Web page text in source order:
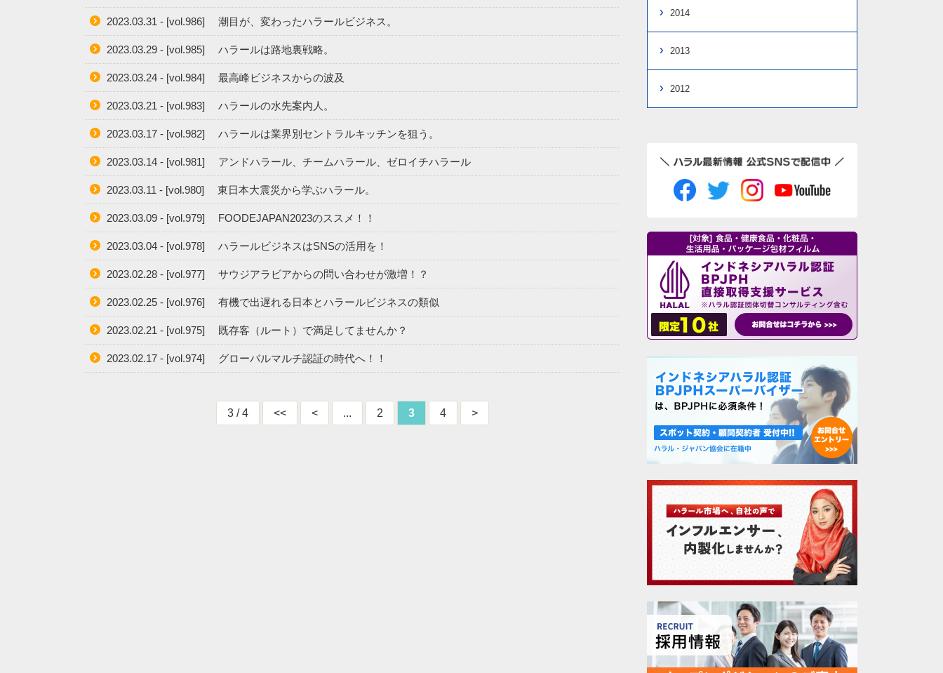
2023.03.31 - [vol.986] 潮目が、変わったハラールビジネス。
2023.03.29 - [vol.985] ハラールは路地裏戦略。
2023.03.24 - [vol.984] 最高峰ビジネスからの波及
2023.03.21 - [vol.983] ハラールの水先案内人。
2023.03.17 - [vol.982] ハラールは業界別セントラルキッチンを狙う。
2023.03.14 - [vol.981] アンドハラール、チームハラール、ゼロイチハラール
2023.03.11 - [vol.980] 東日本大震災から学ぶハラール。
2023.03.09 - [vol.979] FOODEJAPAN2023のススメ！！
2023.03.04 - [vol.978] ハラールビジネスはSNSの活用を！
2023.02.28 - [vol.977] サウジアラビアからの問い合わせが激増！？
2023.02.25 - [vol.976] 有機で出遅れる日本とハラールビジネスの類似
2023.02.21 - [vol.975] 既存客（ルート）で満足してませんか？
2023.02.17 - [vol.974] グローバルマルチ認証の時代へ！！
3 / 4 << < ... 2 3 4 >
2014
2013
2012